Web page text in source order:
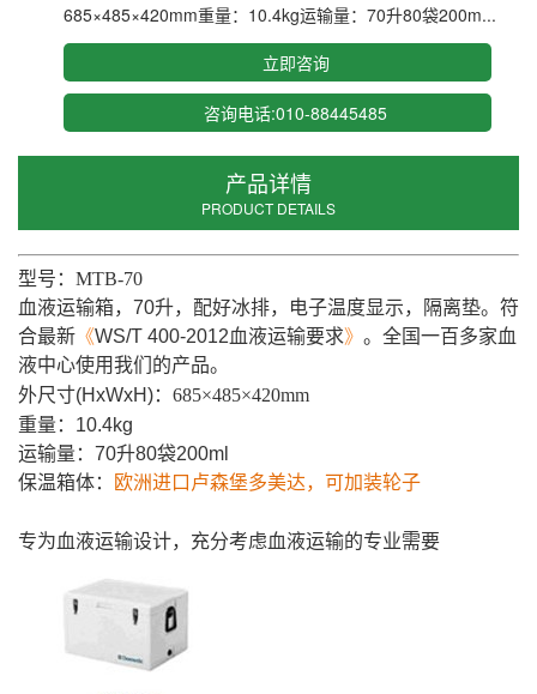
685×485×420mm重量：10.4kg运输量：70升80袋200m...
立即咨询
咨询电话:010-88445485
产品详情
PRODUCT DETAILS
型号： MTB-70
血液运输箱，70升，配好冰排，电子温度显示，隔离垫。符
合最新 《WS/T 400-2012血液运输要求》 。全国一百多家血
液中心使用我们的产品。
外尺寸(HxWxH)： 685×485×420mm
重量：10.4kg
运输量：70升80袋200ml
保温箱体：
欧洲进口卢森堡多美达，可加装轮子
专为血液运输设计，充分考虑血液运输的专业需要